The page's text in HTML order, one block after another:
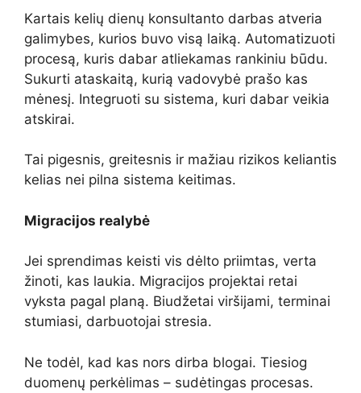
Kartais kelių dienų konsultanto darbas atveria
galimybes, kurios buvo visą laiką. Automatizuoti
procesą, kuris dabar atliekamas rankiniu būdu.
Sukurti ataskaitą, kurią vadovybė prašo kas
mėnesį. Integruoti su sistema, kuri dabar veikia
atskirai.
Tai pigesnis, greitesnis ir mažiau rizikos keliantis
kelias nei pilna sistema keitimas.
Migracijos realybė
Jei sprendimas keisti vis dėlto priimtas, verta
žinoti, kas laukia. Migracijos projektai retai
vyksta pagal planą. Biudžetai viršijami, terminai
stumiasi, darbuotojai stresia.
Ne todėl, kad kas nors dirba blogai. Tiesiog
duomenų perkėlimas – sudėtingas procesas.